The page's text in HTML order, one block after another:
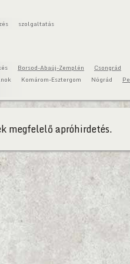
szolgaltatás
Borsod-Abaúj-Zemplén
Csongrád
Komárom-Esztergom Nógrád
megfelelő apróhirdetés.